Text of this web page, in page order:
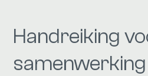
Handreiking